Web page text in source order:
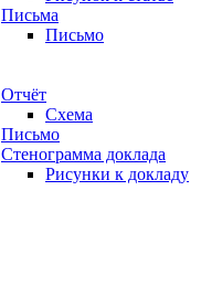
Письма
Письмо
Отчёт
Схема
Письмо
Стенограмма доклада
Рисунки к докладу